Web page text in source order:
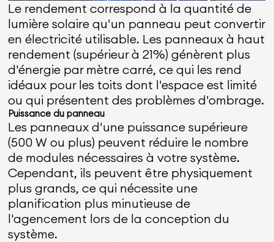
Le rendement correspond à la quantité de
lumière solaire qu'un panneau peut convertir
en électricité utilisable. Les panneaux à haut
rendement (supérieur à 21%) génèrent plus
d'énergie par mètre carré, ce qui les rend
idéaux pour les toits dont l'espace est limité
ou qui présentent des problèmes d'ombrage.
Puissance du panneau
Les panneaux d'une puissance supérieure
(500 W ou plus) peuvent réduire le nombre
de modules nécessaires à votre système.
Cependant, ils peuvent être physiquement
plus grands, ce qui nécessite une
planification plus minutieuse de
l'agencement lors de la conception du
système.